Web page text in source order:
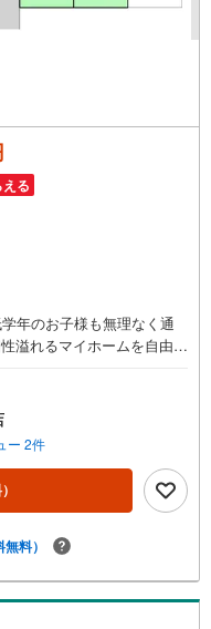
る
年のお子様も無理なく通
溢れるマイホームを自由に
ご見学可！・今から見た
す！◇住宅ローンもお任
り（地方銀行・都市銀
利 0.875％～（審査内容
！不動産キャンペーン対
いただくとPayPayボーナ
をもらう」「見学予約を
ださい。------------------------
ー 2件
無料）